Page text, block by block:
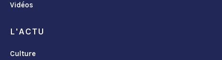
Vidéos
L'ACTU
Culture